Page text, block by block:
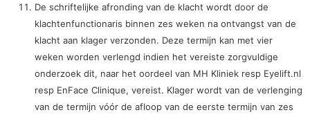
De schriftelijke afronding van de klacht wordt door de
klachtenfunctionaris binnen zes weken na ontvangst van de
klacht aan klager verzonden. Deze termijn kan met vier
weken worden verlengd indien het vereiste zorgvuldige
onderzoek dit, naar het oordeel van MH Kliniek resp Eyelift.nl
resp EnFace Clinique, vereist. Klager wordt van de verlenging
van de termijn vóór de afloop van de eerste termijn van zes